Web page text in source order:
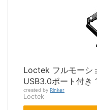
Loctek フルモーシ
USB3.0ポート付
created by Rinker
Loctek